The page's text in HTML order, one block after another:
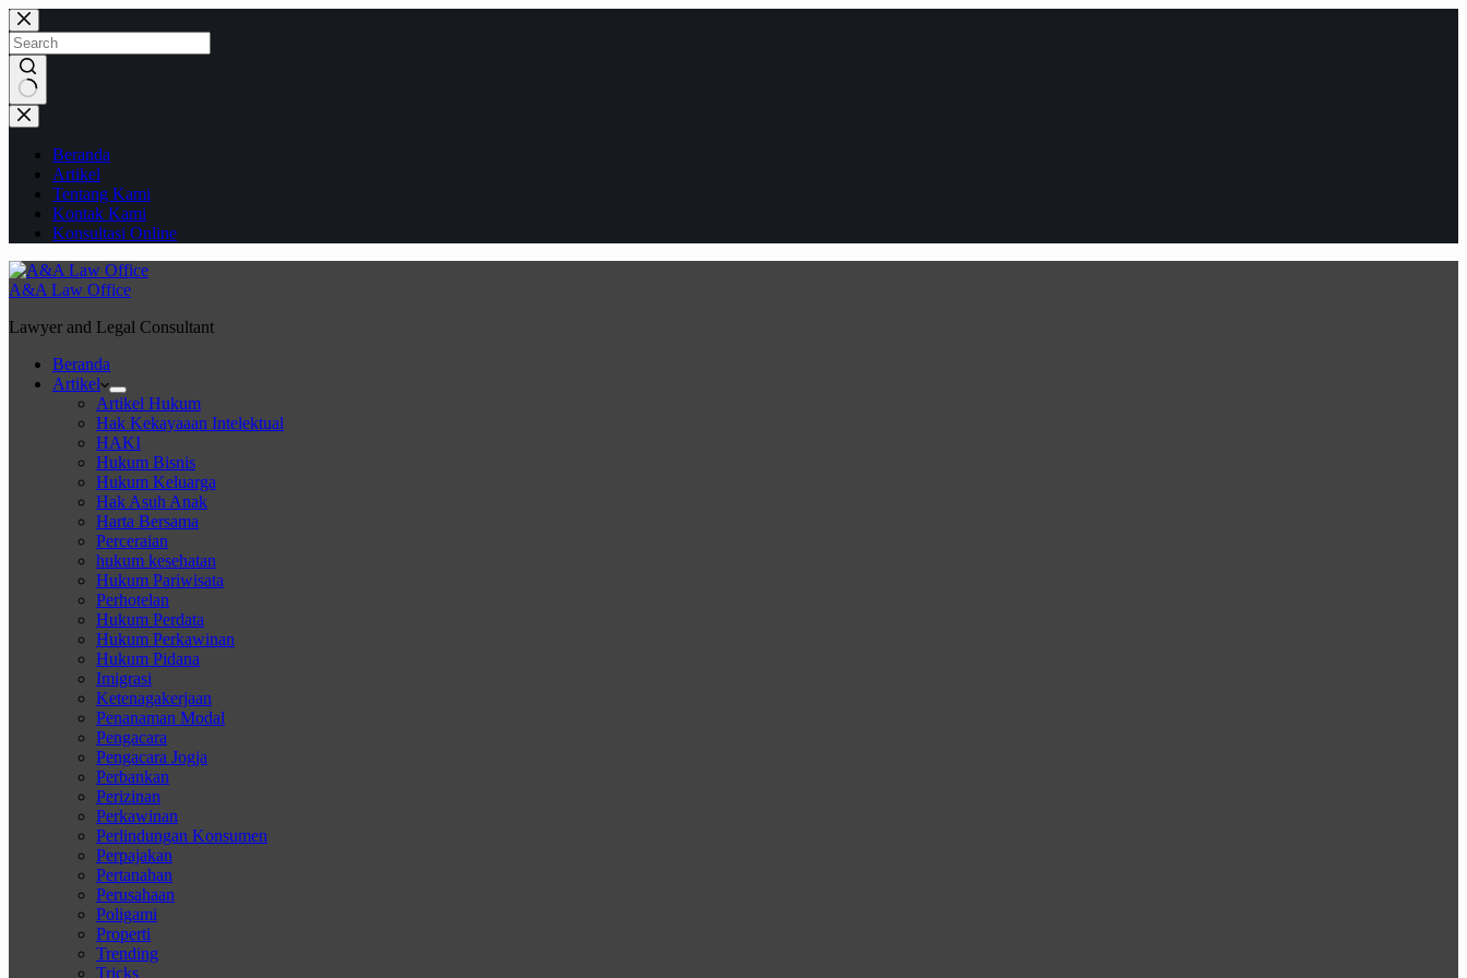
Skip
to
content
No
results
Beranda
Artikel
Tentang Kami
Kontak Kami
Konsultasi Online
A&A Law Office
Lawyer and Legal Consultant
Beranda
Artikel
Artikel Hukum
Hak Kekayaaan Intelektual
HAKI
Hukum Bisnis
Hukum Keluarga
Hak Asuh Anak
Harta Bersama
Perceraian
hukum kesehatan
Hukum Pariwisata
Perhotelan
Hukum Perdata
Hukum Perkawinan
Hukum Pidana
Imigrasi
Ketenagakerjaan
Penanaman Modal
Pengacara
Pengacara Jogja
Perbankan
Perizinan
Perkawinan
Perlindungan Konsumen
Perpajakan
Pertanahan
Perusahaan
Poligami
Properti
Trending
Tricks